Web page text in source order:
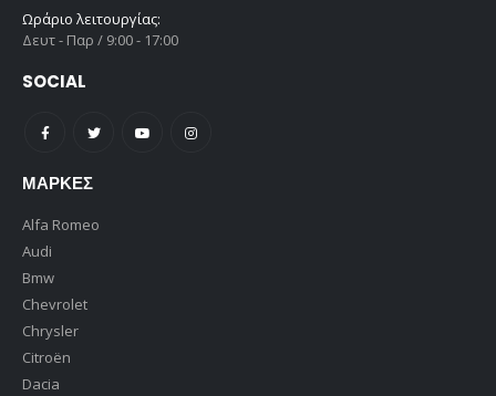
Ωράριο λειτουργίας:
Δευτ - Παρ / 9:00 - 17:00
SOCIAL
ΜΆΡΚΕΣ
Alfa Romeo
Audi
Bmw
Chevrolet
Chrysler
Citroën
Dacia